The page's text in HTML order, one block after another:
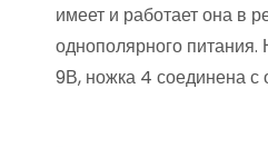
имеет и работает она в
однополярного питания.
9В, ножка 4 соединена